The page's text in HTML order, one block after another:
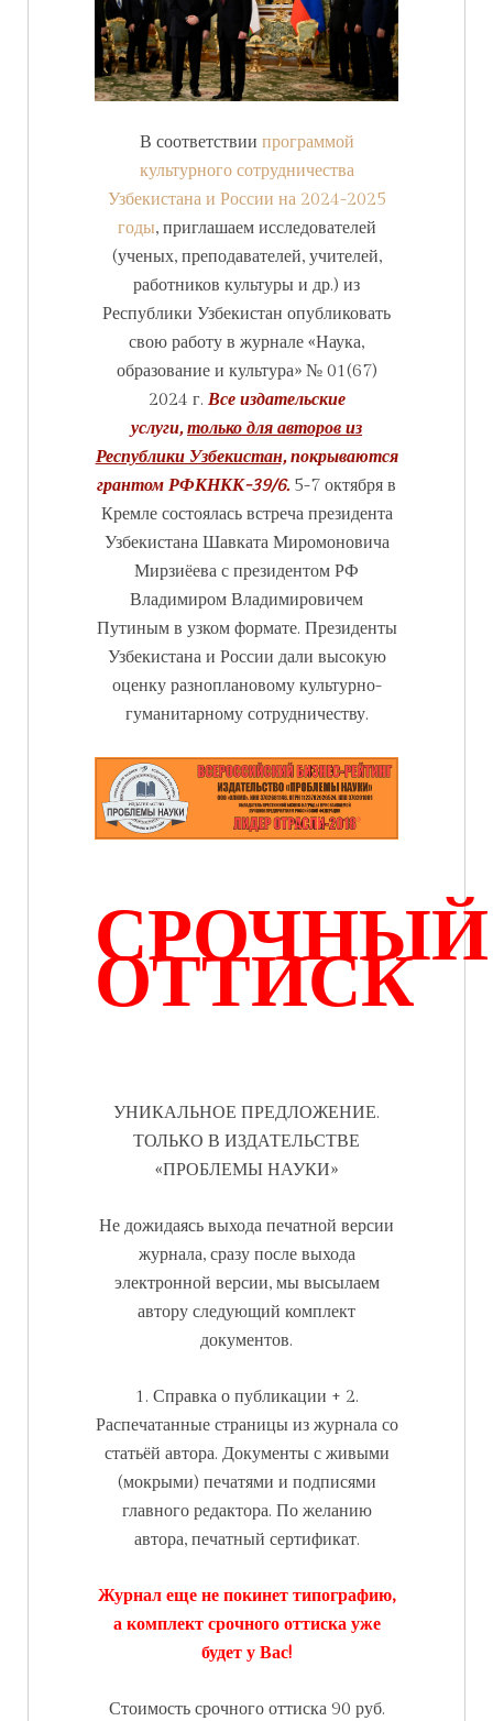
В соответствии программой
культурного сотрудничества
Узбекистана и России на 2024-2025
годы, приглашаем исследователей
(ученых, преподавателей, учителей,
работников культуры и др.) из
Республики Узбекистан опубликовать
свою работу в журнале «Наука,
образование и культура» № 01(67)
2024 г. Все издательские
услуги, только для авторов из
Республики Узбекистан,покрываются
грантом РФКНКК-39/6. 5-7 октября в
Кремле состоялась встреча президента
Узбекистана Шавката Миромоновича
Мирзиёева с президентом РФ
Владимиром Владимировичем
Путиным в узком формате. Президенты
Узбекистана и России дали высокую
оценку разноплановому культурно-
гуманитарному сотрудничеству.
СРОЧНЫЙ
ОТТИСК
УНИКАЛЬНОЕ ПРЕДЛОЖЕНИЕ.
ТОЛЬКО В ИЗДАТЕЛЬСТВЕ
«ПРОБЛЕМЫ НАУКИ»
Не дожидаясь выхода печатной версии
журнала, сразу после выхода
электронной версии, мы высылаем
автору следующий комплект
документов.
1. Справка о публикации + 2.
Распечатанные страницы из журнала со
статьёй автора. Документы с живыми
(мокрыми) печатями и подписями
главного редактора. По желанию
автора, печатный сертификат.
Журнал еще не покинет типографию,
а комплект срочного оттиска уже
будет у Вас!
Стоимость срочного оттиска 90 руб.